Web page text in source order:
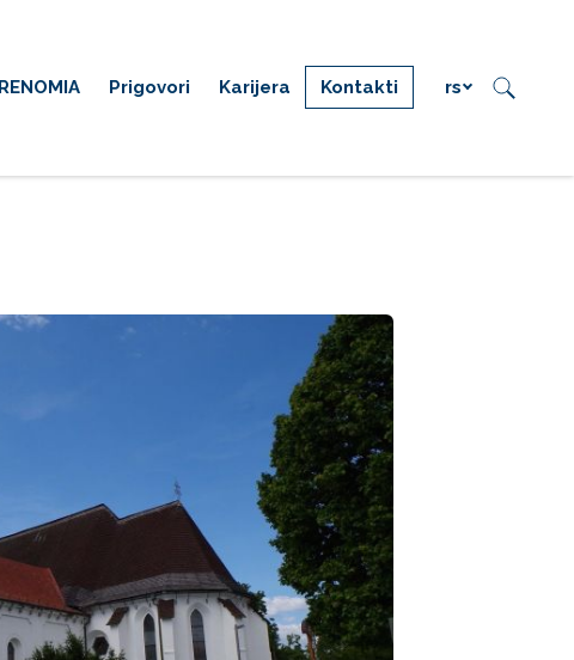
RENOMIA Prigovori Karijera Kontakti rs